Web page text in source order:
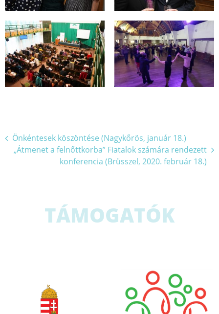
Bejegyzés
navigáció
Önkéntesek köszöntése (Nagykőrös, január 18.)
„Átmenet a felnőttkorba” Fiatalok számára rendezett
konferencia (Brüsszel, 2020. február 18.)
TÁMOGATÓK